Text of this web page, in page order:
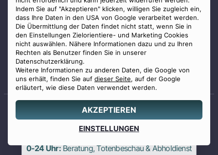
Indem Sie auf "Akzeptieren" klicken, willigen Sie zugleich ein,
dass Ihre Daten in den USA von Google verarbeitet werden.
Die Übermittlung der Daten findet nicht statt, wenn Sie in
den Einstellungen Zielorientiere- und Marketing Cookies
nicht auswählen. Nähere Informationen dazu und zu Ihren
Rechten als Benutzer finden Sie in unserer
Datenschutzerklärung.
Weitere Informationen zu anderen Daten, die Google von
uns erhält, finden Sie auf dieser Seite, auf der Google
erläutert, wie diese Daten verwendet werden.
AKZEPTIEREN
EINSTELLUNGEN
0800 88 44 04
erstellen
0-24 Uhr:Beratung, Totenbeschau & Abholdienst
Bestatter
© 2026 Benu GmbH. Alle Rechte vorbehalten.